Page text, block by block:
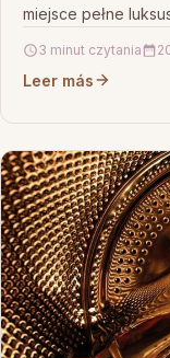
miejsce pełne
3 minut czytania
Leer más